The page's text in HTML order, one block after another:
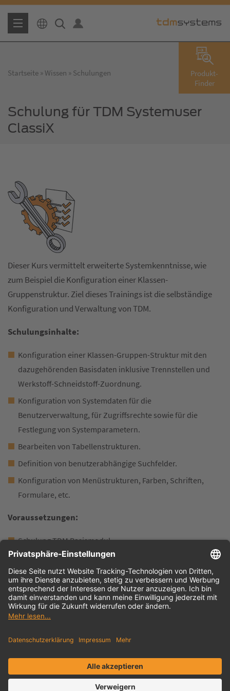
Produkt-
Finder
Startseite Wissen Schulungen
Schulung für TDM Systemuser
ClassiX
Dieser Kurs vermittelt erweiterte Systemkenntnisse, wie
zum Beispiel die Konfiguration einer Klassen-
Gruppenstruktur. Ziel dieses Trainings ist die selbständige
Konfiguration und Verwaltung von TDM.
Schulungsinhalte:
Konfiguration einer Klassen-Gruppen-Struktur mit den
dazugehörenden Basisdaten inklusive Trennstellen und
Werkstoff-Schneidstoff-Zuordnung.
Konfiguration von Systemdaten für die
Benutzerverwaltung, für Zugriffsrechte sowie für die
Festlegung von Systemparametern.
Bearbeiten von Tabellenstrukturen.
Definition von benutzerabhängige Suchfelder.
Konfiguration von Menüstrukturen, Farben, Schriften,
Formulare, etc.
Voraussetzungen:
Schulung TDM Basismodul
Anmeldung in Tübingen
Inhouse-Training anfragen